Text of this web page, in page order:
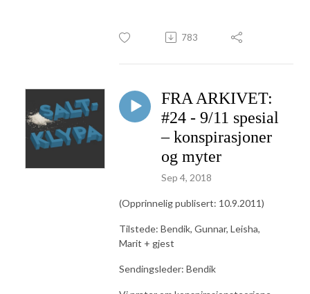
783
FRA ARKIVET:
#24 - 9/11 spesial
– konspirasjoner
og myter
Sep 4, 2018
(Opprinnelig publisert: 10.9.2011)
Tilstede: Bendik, Gunnar, Leisha,
Marit + gjest
Sendingsleder: Bendik